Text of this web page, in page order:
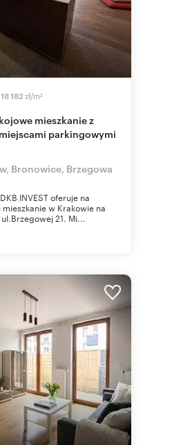
18 182 zł/m2
parkingowymi
Bronowice, Brzegowa
INVEST oferuje na
w Krakowie na
21. Mi...